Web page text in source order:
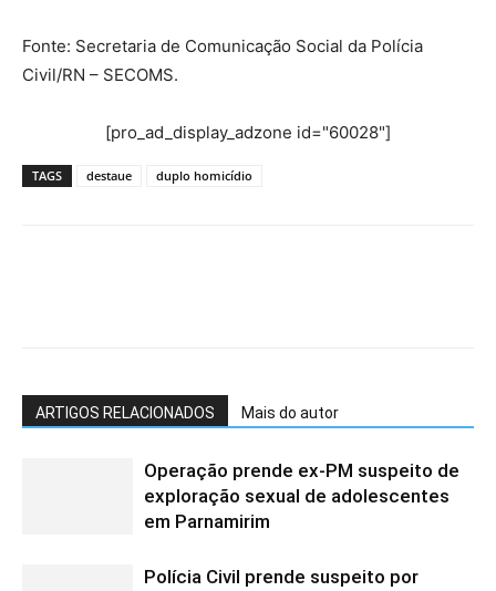
Fonte: Secretaria de Comunicação Social da Polícia
Civil/RN – SECOMS.
[pro_ad_display_adzone id="60028"]
TAGS destaue duplo homicídio
ARTIGOS RELACIONADOS Mais do autor
Operação prende ex-PM suspeito de
exploração sexual de adolescentes
em Parnamirim
Polícia Civil prende suspeito por